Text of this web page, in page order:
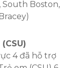
South Boston,
4 đã hỗ trợ